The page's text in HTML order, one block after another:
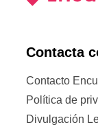
Contacta
Contacto
Política de
Divulgación